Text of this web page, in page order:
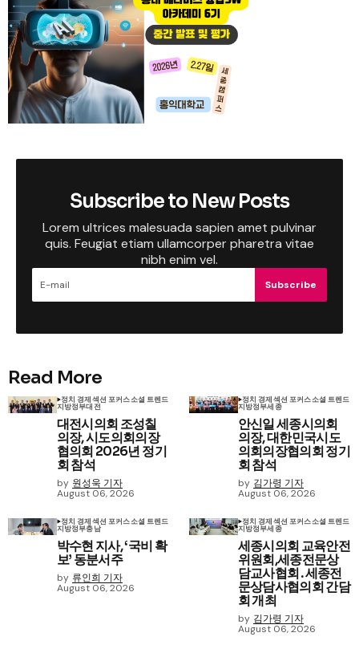
Subscribe to New Posts
Lorem ultrices malesuada sapien amet pulvinar
quis. Feugiat etiam ullamcorper pharetra vitae
nibh enim vel.
Subscribe
Read More
정치 경제섹션 포커스소셜 트렌드
지방정부대전
대전시의회 조성칠
의장, 시도의회의장
협의회 2026년 정기
회 참석
by 원성욱 기자
August 06, 2026
정치 경제섹션 포커스소셜 트렌드
지방정부세종
안신일 세종시의회
의장, 대한민국시도
의회의장협의회 정기
회 참석
by 김가령 기자
August 06, 2026
정치 경제섹션 포커스소셜 트렌드
지방정부충남
박수현 지사, ‘국비 확
보’ 동분서주
by 류인희 기자
August 06, 2026
정치 경제섹션 포커스소셜 트렌드
지방정부세종
세종시의회 교육안전
위원회,세종전문상
담교사협회․세종전
문상담사협의회 간담
회 개최
by 김가령 기자
August 06, 2026